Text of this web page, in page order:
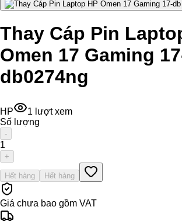
Thay Cáp Pin
Omen 17 Gaming
db0274ng
HP 1 lượt xem
Số lượng
-
1
+
Hết hàng Hết hàng
Giá chưa bao gồm VAT